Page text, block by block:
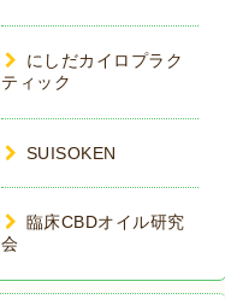
にしだカイロプラク
ティック
SUISOKEN
臨床CBDオイル研究
会